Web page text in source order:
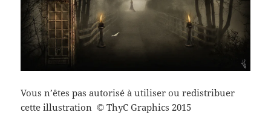
Vous n’êtes pas autorisé à utiliser ou redistribuer
cette illustration©ThyC Graphics 2015